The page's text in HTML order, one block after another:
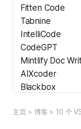
Fitten Code
Tabnine
IntelliCode
CodeGPT
Mintlify Doc
AIXcoder
Blackbox
总结
主页> 博客 > 10 个